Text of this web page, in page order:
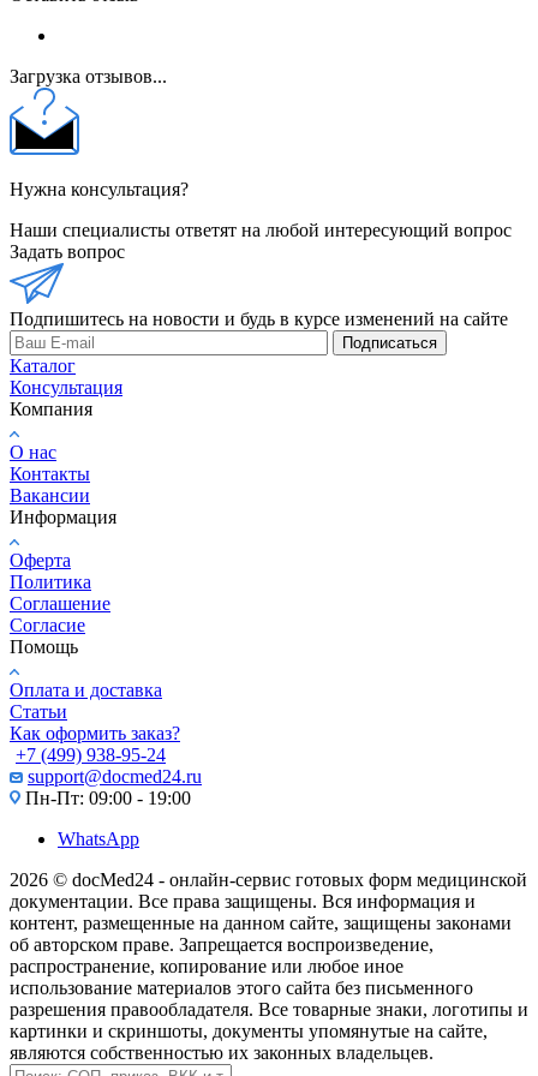
Загрузка отзывов...
Нужна консультация?
Наши специалисты ответят на любой интересующий вопрос
Задать вопрос
Подпишитесь на новости и будь в курсе изменений на сайте
Подписаться
Каталог
Консультация
Компания
О нас
Контакты
Вакансии
Информация
Оферта
Политика
Соглашение
Согласие
Помощь
Оплата и доставка
Статьи
Как оформить заказ?
+7 (499) 938-95-24
support@docmed24.ru
Пн-Пт: 09:00 - 19:00
WhatsApp
2026 © docMed24 - онлайн-сервис готовых форм медицинской
документации. Все права защищены. Вся информация и
контент, размещенные на данном сайте, защищены законами
об авторском праве. Запрещается воспроизведение,
распространение, копирование или любое иное
использование материалов этого сайта без письменного
разрешения правообладателя. Все товарные знаки, логотипы и
картинки и скриншоты, документы упомянутые на сайте,
являются собственностью их законных владельцев.